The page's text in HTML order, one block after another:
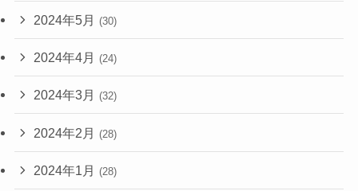
2024年5月 (30)
2024年4月 (24)
2024年3月 (32)
2024年2月 (28)
2024年1月 (28)